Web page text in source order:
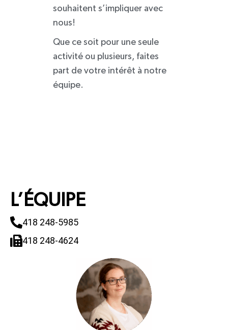
souhaitent s’impliquer avec
nous!
Que ce soit pour une seule
activité ou plusieurs, faites
part de votre intérêt à notre
équipe.
L’ÉQUIPE
418 248-5985
418 248-4624